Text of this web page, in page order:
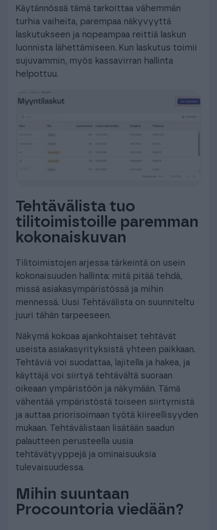
Käytännössä tämä tarkoittaa vähemmän
turhia vaiheita, parempaa näkyvyyttä
laskutukseen ja nopeampaa reittiä laskun
luonnista lähettämiseen. Kun laskutus toimii
sujuvammin, myös kassavirran hallinta
helpottuu.
Tehtävälista tuo
tilitoimistoille paremman
kokonaiskuvan
Tilitoimistojen arjessa tärkeintä on usein
kokonaisuuden hallinta: mitä pitää tehdä,
missä asiakasympäristössä ja mihin
mennessä. Uusi Tehtävälista on suunniteltu
juuri tähän tarpeeseen.
Näkymä kokoaa ajankohtaiset tehtävät
useista asiakasyrityksistä yhteen paikkaan.
Tehtäviä voi suodattaa, lajitella ja hakea, ja
käyttäjä voi siirtyä tehtävältä suoraan
oikeaan ympäristöön ja näkymään. Tämä
vähentää ympäristöstä toiseen siirtymistä
ja auttaa priorisoimaan työtä kiireellisyyden
mukaan. Tehtävälistaan lisätään saadun
palautteen perusteella uusia
tehtävätyyppejä ja ominaisuuksia
tulevaisuudessa.
Mihin suuntaan
Procountoria viedään?